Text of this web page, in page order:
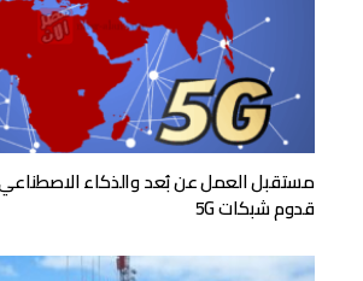
مستقبل العمل عن بُعد والذكاء
قدوم شبكات 5G